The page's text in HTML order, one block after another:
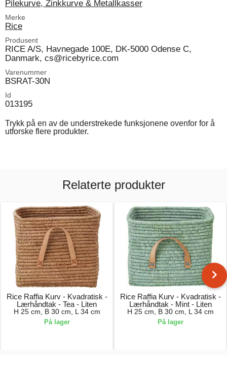
Pilekurve, Zinkkurve & Metallkasser
Merke
Rice
Produsent
RICE A/S, Havnegade 100E, DK-5000 Odense C,
Danmark, cs@ricebyrice.com
Varenummer
BSRAT-30N
Id
013195
Trykk på en av de understrekede funksjonene ovenfor for å
utforske flere produkter.
Relaterte produkter
Rice Raffia Kurv - Kvadratisk -
Lærhåndtak - Tea - Liten
H 25 cm, B 30 cm, L 34 cm
På lager
Rice Raffia Kurv - Kvadratisk -
Lærhåndtak - Mint - Liten
H 25 cm, B 30 cm, L 34 cm
På lager